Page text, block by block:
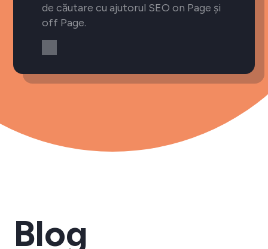
de căutare cu ajutorul SEO on Page și
off Page.
Blog